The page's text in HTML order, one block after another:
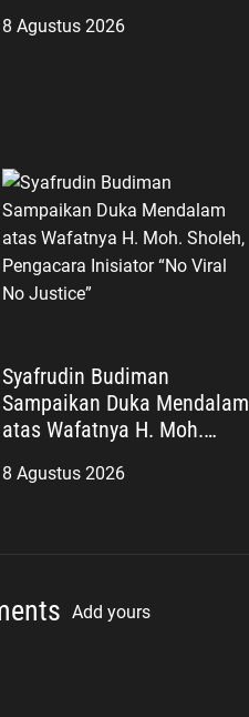
Tembus Layar Lebar
8 Agustus 2026
Syafrudin Budiman
Sampaikan Duka Mendalam
atas Wafatnya H. Moh.
“No Viral No Justice”
8 Agustus 2026
Add yours